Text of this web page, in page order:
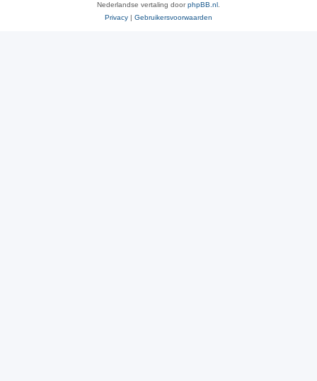
Nederlandse vertaling doorphpBB.nl
Privacy | Gebruikersvoorwaarden